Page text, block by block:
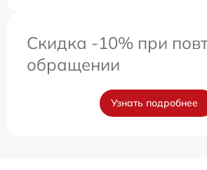
Скидка -10% при
обращении
Узнать подробнее